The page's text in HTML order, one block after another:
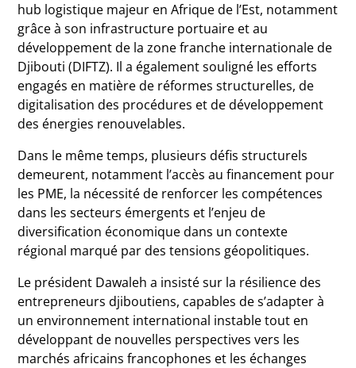
hub logistique majeur en Afrique de l’Est, notamment
grâce à son infrastructure portuaire et au
développement de la zone franche internationale de
Djibouti (DIFTZ). Il a également souligné les efforts
engagés en matière de réformes structurelles, de
digitalisation des procédures et de développement
des énergies renouvelables.
Dans le même temps, plusieurs défis structurels
demeurent, notamment l’accès au financement pour
les PME, la nécessité de renforcer les compétences
dans les secteurs émergents et l’enjeu de
diversification économique dans un contexte
régional marqué par des tensions géopolitiques.
Le président Dawaleh a insisté sur la résilience des
entrepreneurs djiboutiens, capables de s’adapter à
un environnement international instable tout en
développant de nouvelles perspectives vers les
marchés africains francophones et les échanges